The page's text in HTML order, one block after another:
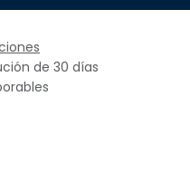
de 30 días